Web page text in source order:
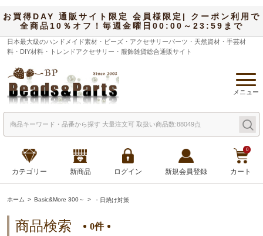
お買得DAY 通販サイト限定 会員様限定| クーポン利用で
全商品10％オフ！毎週金曜日00:00～23:59まで
日本最大級のハンドメイド素材・ビーズ・アクセサリーパーツ・天然資材・手芸材
料・DIY材料・トレンドアクセサリー・服飾雑貨総合通販サイト
メニュー
カテゴリー 新商品 ログイン 新規会員登録
0
カート
ホーム Basic&More 300～ ・日焼け対策
商品検索 0件